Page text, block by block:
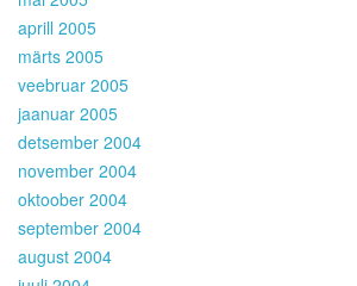
aprill 2005
märts 2005
veebruar 2005
jaanuar 2005
detsember 2004
november 2004
oktoober 2004
september 2004
august 2004